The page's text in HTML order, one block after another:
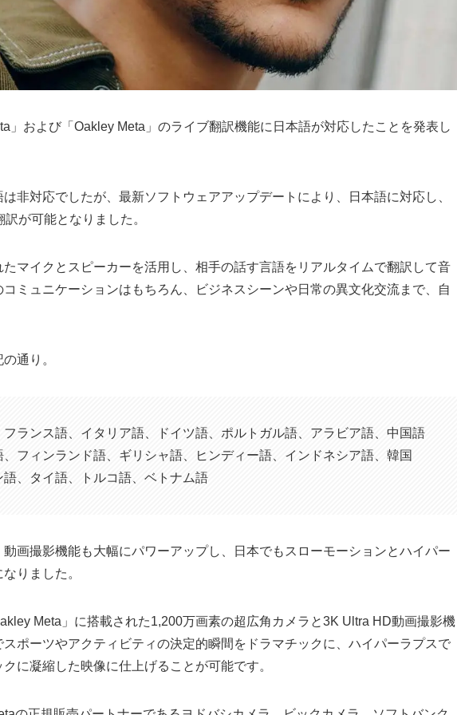
」および「Oakley Meta」のライブ翻訳機能に日本語が対応したことを発表し
非対応でしたが、最新ソフトウェアアップデートにより、日本語に対応し、
が可能となりました。
マイクとスピーカーを活用し、相手の話す言語をリアルタイムで翻訳して音
ミュニケーションはもちろん、ビジネスシーンや日常の異文化交流まで、自
通り。
ランス語、イタリア語、ドイツ語、ポルトガル語、アラビア語、中国語
、フィンランド語、ギリシャ語、ヒンディー語、インドネシア語、韓国
、タイ語、トルコ語、ベトナム語
画撮影機能も大幅にパワーアップし、日本でもスローモーションとハイパー
りました。
Meta」に搭載された1,200万画素の超広角カメラと3K Ultra HD動画撮影機
ポーツやアクティビティの決定的瞬間をドラマチックに、ハイパーラプスで
に凝縮した映像に仕上げることが可能です。